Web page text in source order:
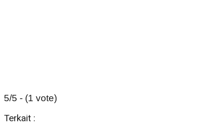
5/5 - (1 vote)
Terkait :